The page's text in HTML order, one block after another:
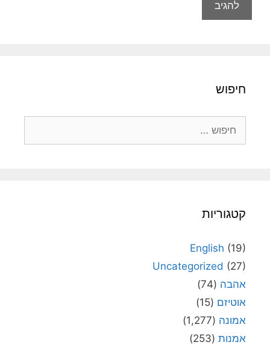
חיפוש
קטגוריות
English (19)
Uncategorized (27)
אהבה (74)
אוטיזם (15)
אמונה (1,277)
אמנות (253)